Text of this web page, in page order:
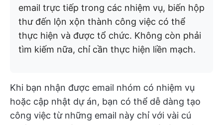
email trực tiếp trong các nhiệm vụ, biến hộp
thư đến lộn xộn thành công việc có thể
thực hiện và được tổ chức. Không còn phải
tìm kiếm nữa, chỉ cần thực hiện liền mạch.
Khi bạn nhận được email nhóm có nhiệm vụ
hoặc cập nhật dự án, bạn có thể dễ dàng tạo
công việc từ những email này chỉ với vài cú